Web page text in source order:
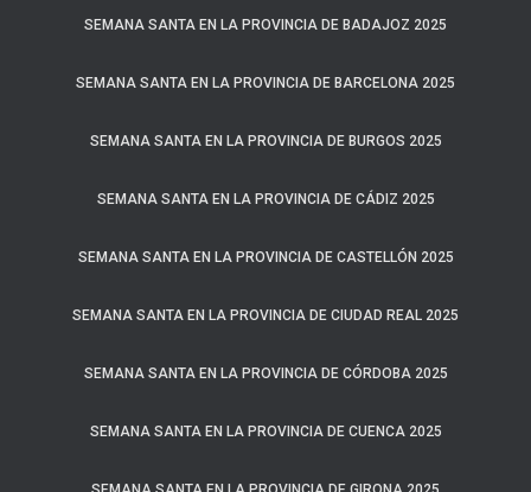
SEMANA SANTA EN LA PROVINCIA DE BADAJOZ 2025
SEMANA SANTA EN LA PROVINCIA DE BARCELONA 2025
SEMANA SANTA EN LA PROVINCIA DE BURGOS 2025
SEMANA SANTA EN LA PROVINCIA DE CÁDIZ 2025
SEMANA SANTA EN LA PROVINCIA DE CASTELLÓN 2025
SEMANA SANTA EN LA PROVINCIA DE CIUDAD REAL 2025
SEMANA SANTA EN LA PROVINCIA DE CÓRDOBA 2025
SEMANA SANTA EN LA PROVINCIA DE CUENCA 2025